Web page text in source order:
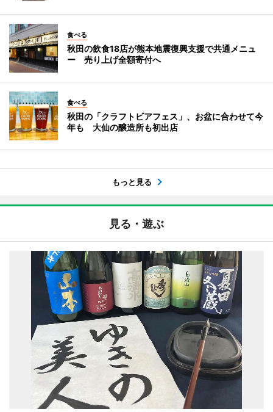
食べる
秋田の飲食18店が熊本地震復興支援で共通メニュ
ー 売り上げ全額寄付へ
食べる
秋田の「クラフトビアフェス」、お盆に合わせて今
年も 大仙の醸造所も初出店
もっと見る
見る・遊ぶ